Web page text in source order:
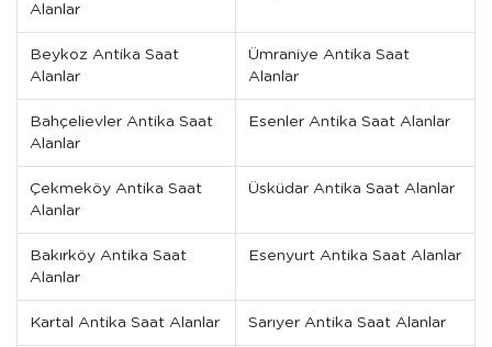
Alanlar
Beykoz Antika Saat
Alanlar
Ümraniye Antika Saat
Alanlar
Bahçelievler Antika Saat
Alanlar
Esenler Antika Saat Alanlar
Çekmeköy Antika Saat
Alanlar
Üsküdar Antika Saat Alanlar
Bakırköy Antika Saat
Alanlar
Esenyurt Antika Saat Alanlar
Kartal Antika Saat Alanlar Sarıyer Antika Saat Alanlar